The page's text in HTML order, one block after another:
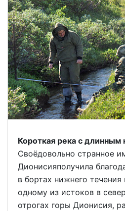
Короткая река с длинным
Своёдовольно странное
Дионисияполучила
в бортах нижнего течения
одному из истоков в
отрогах горы Дионисия,